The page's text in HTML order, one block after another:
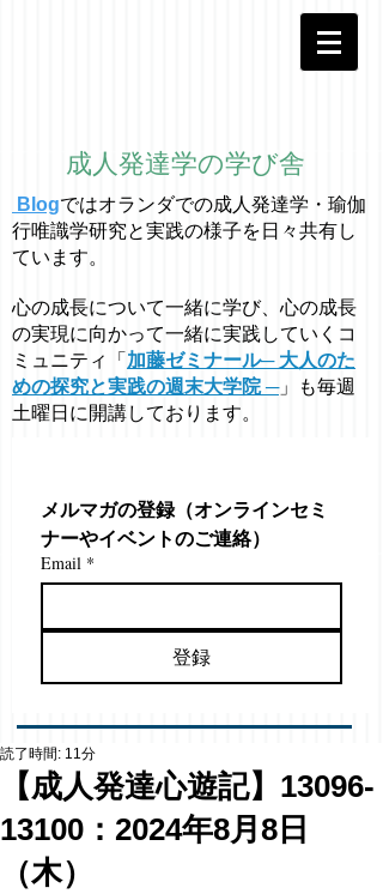
成人発達学の学び舎
Blogではオラ ンダでの成人発達学・ 瑜伽
行唯識学研究と実践の様子を日々共有し
ています。
心の成長について一緒に学び、心の成長
の実現に向かって一緒に実践していくコ
ミュニティ「 加藤ゼミナール─ 大人のた
めの探究と実践の週末大学院 ─」も毎週
土曜日に開講しております。
メルマガの登録（オンラインセミ
ナーやイベントのご連絡）
Email *
登録
【成人発達心遊記】13096-
13100：2024年8月8日
（木）
読了時間: 11分